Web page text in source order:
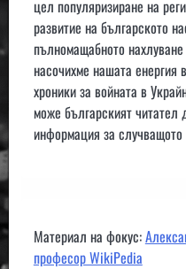
цел популяризиране на
развитие на българското
пълномащабното
насочихме нашата
хроники за войната в
може българският читател
информация за
Материал на фокус:
професор WikiPedia